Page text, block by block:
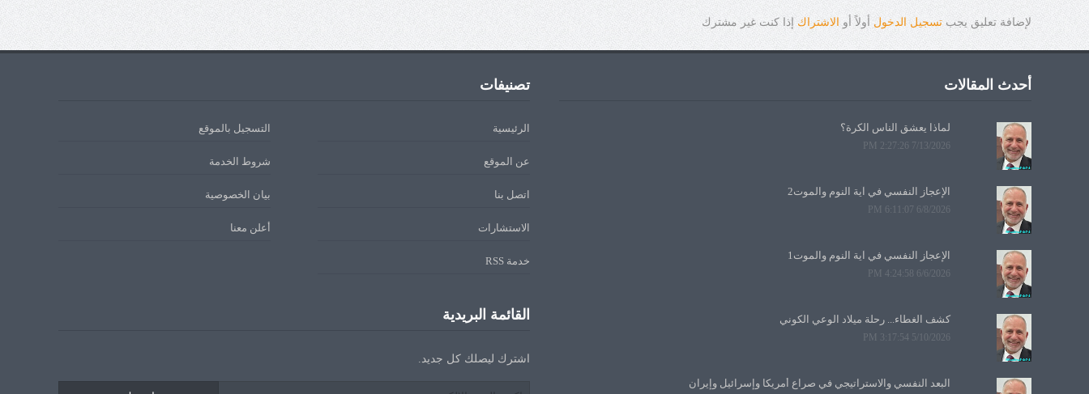
لإضافة تعليق يجبتسجيل الدخول أولاً أو الاشتراك إذا كنت غير مشترك
أحدث المقالات
لماذا يعشق الناس الكرة؟
7/13/2026 2:27:26 PM
الإعجاز النفسي في آية النوم والموت2
6/8/2026 6:11:07 PM
الإعجاز النفسي في آية النوم والموت1
6/6/2026 4:24:58 PM
كشف الغطاء... رحلة ميلاد الوعي الكوني
5/10/2026 3:17:54 PM
البعد النفسي والاستراتيجي في صراع أمريكا وإسرائيل وإيران
تصنيفات
الرئيسية التسجيل بالموقع
عن الموقع شروط الخدمة
اتصل بنا بيان الخصوصية
الاستشارات أعلن معنا
خدمة RSS
القائمة البريدية
اشترك ليصلك كل جديد.